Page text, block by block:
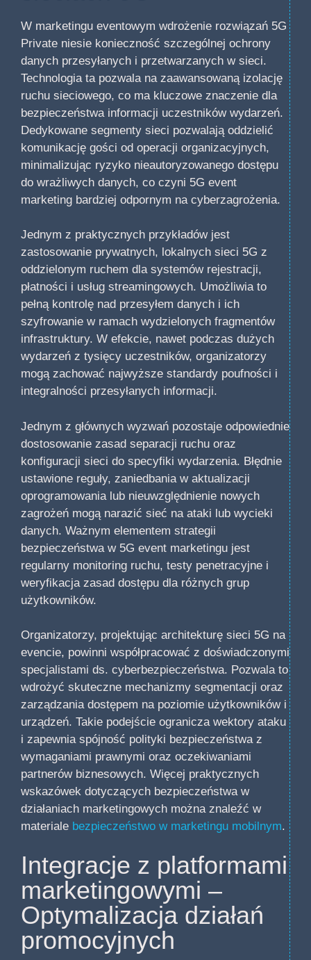
W marketingu eventowym wdrożenie rozwiązań 5G
Private niesie konieczność szczególnej ochrony
danych przesyłanych i przetwarzanych w sieci.
Technologia ta pozwala na zaawansowaną izolację
ruchu sieciowego, co ma kluczowe znaczenie dla
bezpieczeństwa informacji uczestników wydarzeń.
Dedykowane segmenty sieci pozwalają oddzielić
komunikację gości od operacji organizacyjnych,
minimalizując ryzyko nieautoryzowanego dostępu
do wrażliwych danych, co czyni 5G event
marketing bardziej odpornym na cyberzagrożenia.
Jednym z praktycznych przykładów jest
zastosowanie prywatnych, lokalnych sieci 5G z
oddzielonym ruchem dla systemów rejestracji,
płatności i usług streamingowych. Umożliwia to
pełną kontrolę nad przesyłem danych i ich
szyfrowanie w ramach wydzielonych fragmentów
infrastruktury. W efekcie, nawet podczas dużych
wydarzeń z tysięcy uczestników, organizatorzy
mogą zachować najwyższe standardy poufności i
integralności przesyłanych informacji.
Jednym z głównych wyzwań pozostaje odpowiednie
dostosowanie zasad separacji ruchu oraz
konfiguracji sieci do specyfiki wydarzenia. Błędnie
ustawione reguły, zaniedbania w aktualizacji
oprogramowania lub nieuwzględnienie nowych
zagrożeń mogą narazić sieć na ataki lub wycieki
danych. Ważnym elementem strategii
bezpieczeństwa w 5G event marketingu jest
regularny monitoring ruchu, testy penetracyjne i
weryfikacja zasad dostępu dla różnych grup
użytkowników.
Organizatorzy, projektując architekturę sieci 5G na
evencie, powinni współpracować z doświadczonymi
specjalistami ds. cyberbezpieczeństwa. Pozwala to
wdrożyć skuteczne mechanizmy segmentacji oraz
zarządzania dostępem na poziomie użytkowników i
urządzeń. Takie podejście ogranicza wektory ataku
i zapewnia spójność polityki bezpieczeństwa z
wymaganiami prawnymi oraz oczekiwaniami
partnerów biznesowych. Więcej praktycznych
wskazówek dotyczących bezpieczeństwa w
działaniach marketingowych można znaleźć w
materiale bezpieczeństwo w marketingu mobilnym.
Integracje z platformami
marketingowymi –
Optymalizacja działań
promocyjnych